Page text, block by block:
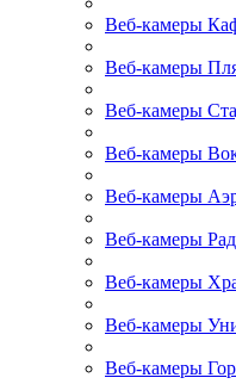
Веб-камеры
Веб-камеры
Веб-камеры
Веб-камеры
Веб-камеры
Веб-камеры
Веб-камеры
Веб-камеры
Веб-камеры